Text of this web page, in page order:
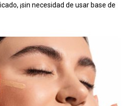
¡sin necesidad de usar base de